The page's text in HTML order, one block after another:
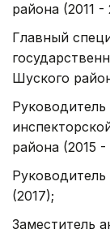
района (2011 -
Главный
Шуского
района (2015 -
(2017);
Заместитель